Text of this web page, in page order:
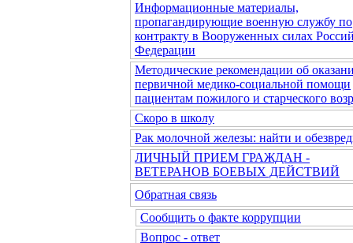
Информационные материалы,
пропагандирующие военную службу по
контракту в Вооруженных силах
Федерации
Методические рекомендации об
первичной медико-социальной помощи
пациентам пожилого и старческого
Скоро в школу
Рак молочной железы: найти и
ЛИЧНЫЙ ПРИЕМ ГРАЖДАН -
ВЕТЕРАНОВ БОЕВЫХ ДЕЙСТВИЙ
Обратная связь
Сообщить о факте коррупции
Вопрос - ответ